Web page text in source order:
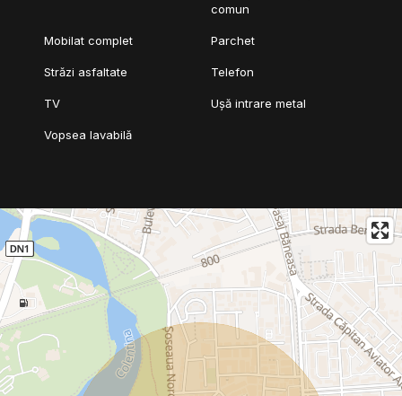
comun
Mobilat complet Parchet
Străzi asfaltate Telefon
TV Ușă intrare metal
Vopsea lavabilă